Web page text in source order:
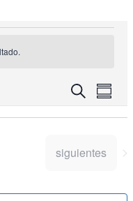
de
búsqueda
vistas
de
Buscar
de
Eventos
siguientes